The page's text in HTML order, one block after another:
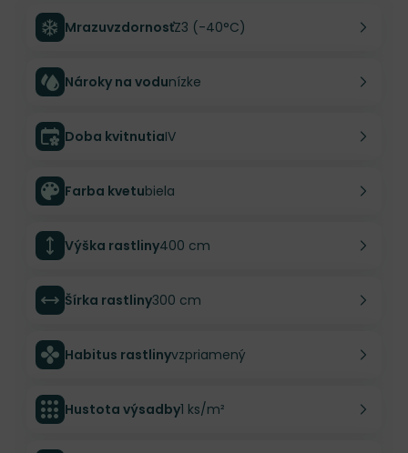
MrazuvzdornosťZ3 (-40°C)
Nároky na vodunízke
Doba kvitnutiaIV
Farba kvetubiela
Výška rastliny400 cm
Šírka rastliny300 cm
Habitus rastlinyvzpriamený
Hustota výsadby1 ks/m²